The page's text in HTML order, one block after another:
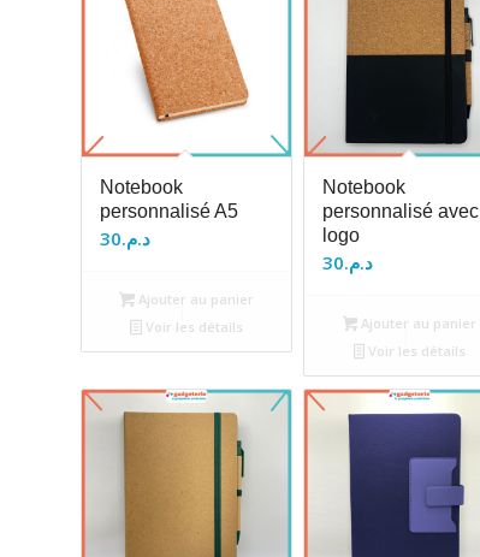
Notebook
personnalisé A5
د.م.30
Ajouter au panier
Voir les détails
Notebook
personnalisé avec
logo
د.م.30
Ajouter au panier
Voir les détails